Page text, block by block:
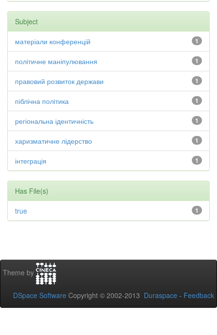
Subject
1
матеріали конференцій
1
політичне маніпулювання
1
правовий розвиток держави
1
піблічна політика
1
регіональна ідентичність
1
харизматичне лідерство
1
інтеграція
Has File(s)
1
true
Theme by
DSpace Software Copyright © 2002-2013 Duraspace - Feedback